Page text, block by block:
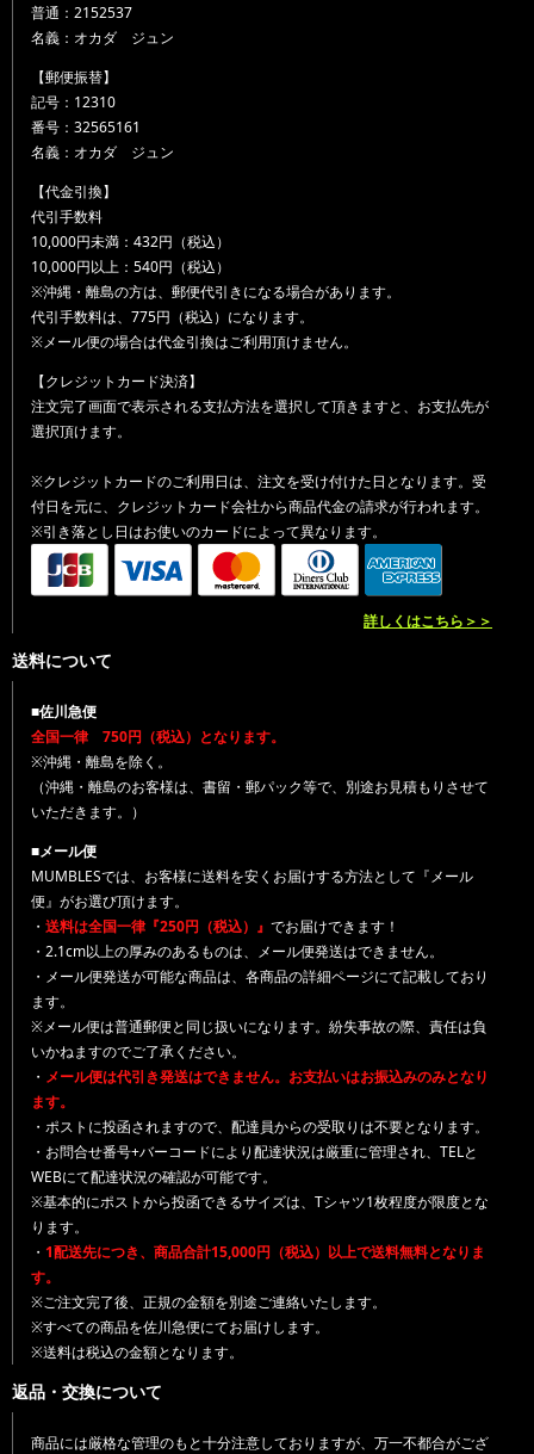
普通：2152537
名義：オカダ ジュン
【郵便振替】
記号：12310
番号：32565161
名義：オカダ ジュン
【代金引換】
代引手数料
10,000円未満：432円（税込）
10,000円以上：540円（税込）
※沖縄・離島の方は、郵便代引きになる場合があります。
代引手数料は、775円（税込）になります。
※メール便の場合は代金引換はご利用頂けません。
【クレジットカード決済】
注文完了画面で表示される支払方法を選択して頂きますと、お支払先が
選択頂けます。
※クレジットカードのご利用日は、注文を受け付けた日となります。受
付日を元に、クレジットカード会社から商品代金の請求が行われます。
※引き落とし日はお使いのカードによって異なります。
詳しくはこちら＞＞
送料について
■佐川急便
全国一律 750円（税込）となります。
※沖縄・離島を除く。
（沖縄・離島のお客様は、書留・郵パック等で、別途お見積もりさせて
いただきます。）
■メール便
MUMBLESでは、お客様に送料を安くお届けする方法として『メール
便』がお選び頂けます。
・ 送料は全国一律『250円（税込）』 でお届けできます！
・2.1cm以上の厚みのあるものは、メール便発送はできません。
・メール便発送が可能な商品は、各商品の詳細ページにて記載しており
ます。
※メール便は普通郵便と同じ扱いになります。紛失事故の際、責任は負
いかねますのでご了承ください。
・ メール便は代引き発送はできません。お支払いはお振込みのみとなり
ます。
・ポストに投函されますので、配達員からの受取りは不要となります。
・お問合せ番号+バーコードにより配達状況は厳重に管理され、TELと
WEBにて配達状況の確認が可能です。
※基本的にポストから投函できるサイズは、Tシャツ1枚程度が限度とな
ります。
・ 1配送先につき、商品合計15,000円（税込）以上で送料無料となりま
す。
※ご注文完了後、正規の金額を別途ご連絡いたします。
※すべての商品を佐川急便にてお届けします。
※送料は税込の金額となります。
返品・交換について
商品には厳格な管理のもと十分注意しておりますが、万一不都合がござ